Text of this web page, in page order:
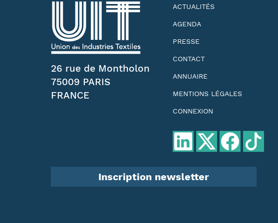
26 rue de Montholon
75009 PARIS
FRANCE
ACTUALITÉS
AGENDA
PRESSE
CONTACT
ANNUAIRE
MENTIONS LÉGALES
CONNEXION
Inscription newsletter